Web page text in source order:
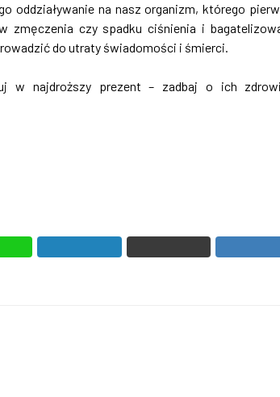
oddziaływanie na nasz organizm, którego
czy spadku ciśnienia i
do utraty świadomości i śmierci.
w najdroższy prezent – zadbaj o ich